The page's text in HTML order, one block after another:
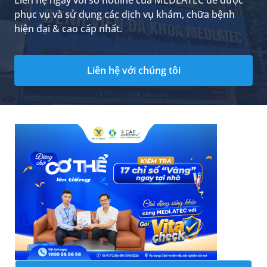
phục vụ và sử dụng các dịch vụ khám, chữa bệnh
hiện đại & cao cấp nhất.
Liên hệ với chúng tôi